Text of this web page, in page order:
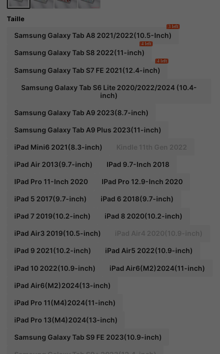
ort pliable multi-angle - protection quotidien
ne parfaite, cadeau de fête.
Taille
Samsung Galaxy Tab A8 2021/2022(10.5-Inch)
3 left
Samsung Galaxy Tab S8 2022(11-inch)
4 left
Samsung Galaxy Tab S7 FE 2021(12.4-inch)
4 left
Samsung Galaxy Tab S6 Lite 2020/2022/2024 (10.4-
inch)
Samsung Galaxy Tab A9 2023(8.7-inch)
Samsung Galaxy Tab A9 Plus 2023(11-inch)
iPad Mini6 2021(8.3-inch)
iPad Air 2013(9.7-inch) IPad 9.7-Inch 2018
IPad Pro 11-Inch 2020 IPad Pro 12.9-Inch 2020
iPad 5 2017(9.7-inch) iPad 6 2018(9.7-inch)
iPad 7 2019(10.2-inch) iPad 8 2020(10.2-inch)
iPad Air3 2019(10.5-inch)
iPad 9 2021(10.2-inch) iPad Air5 2022(10.9-inch)
iPad 10 2022(10.9-inch) iPad Air6(M2)2024(11-inch)
iPad Air6(M2)2024(13-inch)
iPad Pro 11(M4)2024(11-inch)
iPad Pro 13(M4)2024(13-inch)
Samsung Galaxy Tab S9 FE 2023(10.9-inch)